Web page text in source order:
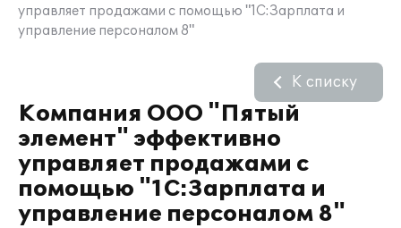
управляет продажами с помощью "1С:Зарплата и
управление персоналом 8"
Компания ООО "Пятый
элемент" эффективно
управляет продажами с
помощью "1С:Зарплата и
управление персоналом 8"
К списку